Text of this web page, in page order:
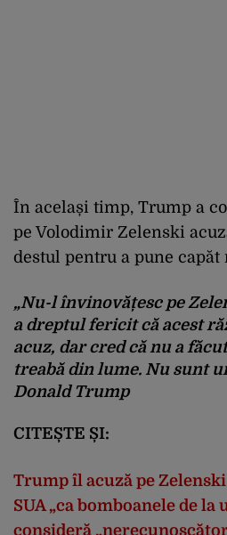
În același timp, Trump a
pe Volodimir Zelenski
destul pentru a pune capăt
„Nu-l învinovățesc pe
a dreptul fericit că acest
acuz, dar cred că nu a
treabă din lume. Nu sunt
Donald Trump
CITEȘTE ȘI:
Trump îl acuză pe
SUA „ca bomboanele de la
consideră